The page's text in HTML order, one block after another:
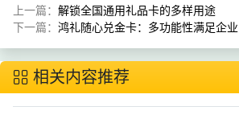
上一篇： 解锁全国通用礼品卡的多样用途
下一篇： 鸿礼随心兑金卡：多功能性满足企
相关内容推荐